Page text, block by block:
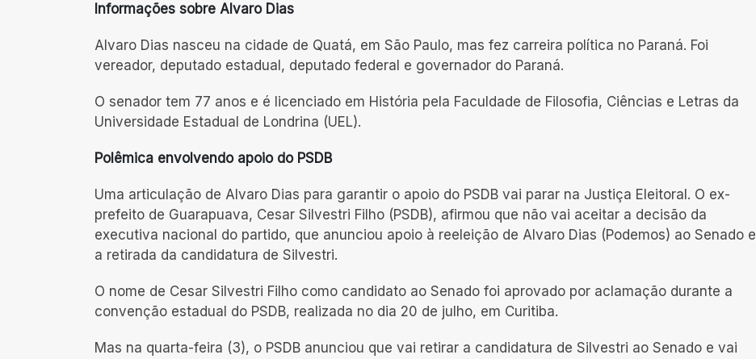
Informações sobre Alvaro Dias
Alvaro Dias nasceu na cidade de Quatá, em São Paulo, mas fez carreira política no Paraná. Foi
vereador, deputado estadual, deputado federal e governador do Paraná.
O senador tem 77 anos e é licenciado em História pela Faculdade de Filosofia, Ciências e Letras da
Universidade Estadual de Londrina (UEL).
Polêmica envolvendo apoio do PSDB
Uma articulação de Alvaro Dias para garantir o apoio do PSDB vai parar na Justiça Eleitoral. O ex-
prefeito de Guarapuava, Cesar Silvestri Filho (PSDB), afirmou que não vai aceitar a decisão da
executiva nacional do partido, que anunciou apoio à reeleição de Alvaro Dias (Podemos) ao Senado e
a retirada da candidatura de Silvestri.
O nome de Cesar Silvestri Filho como candidato ao Senado foi aprovado por aclamação durante a
convenção estadual do PSDB, realizada no dia 20 de julho, em Curitiba.
Mas na quarta-feira (3), o PSDB anunciou que vai retirar a candidatura de Silvestri ao Senado e vai